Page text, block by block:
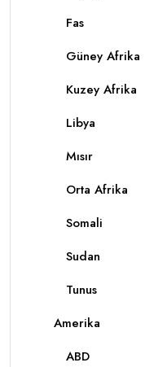
Fas
Güney Afrika
Kuzey Afrika
Libya
Mısır
Orta Afrika
Somali
Sudan
Tunus
Amerika
ABD